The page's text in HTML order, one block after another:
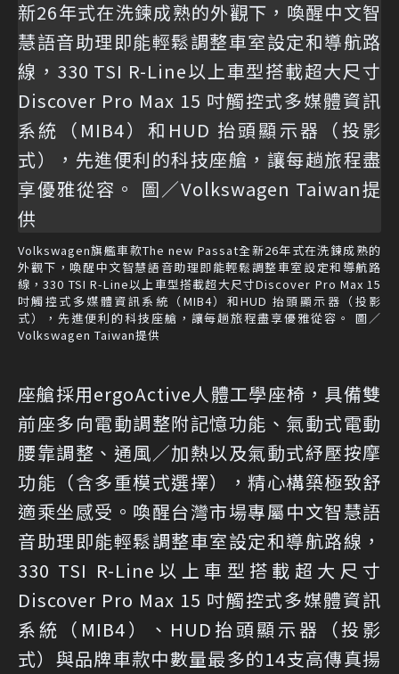
Volkswagen旗艦車款The new Passat全新26年式在洗鍊成熟的
外觀下，喚醒中文智慧語音助理即能輕鬆調整車室設定和導航路
線，330 TSI R-Line以上車型搭載超大尺寸Discover Pro Max 15
吋觸控式多媒體資訊系統（MIB4）和HUD 抬頭顯示器（投影
式），先進便利的科技座艙，讓每趟旅程盡享優雅從容。 圖／
Volkswagen Taiwan提供
座艙採用ergoActive人體工學座椅，具備雙
前座多向電動調整附記憶功能、氣動式電動
腰靠調整、通風／加熱以及氣動式紓壓按摩
功能（含多重模式選擇），精心構築極致舒
適乘坐感受。喚醒台灣市場專屬中文智慧語
音助理即能輕鬆調整車室設定和導航路線，
330 TSI R-Line以上車型搭載超大尺寸
Discover Pro Max 15 吋觸控式多媒體資訊
系統（MIB4）、HUD抬頭顯示器（投影
式）與品牌車款中數量最多的14支高傳真揚